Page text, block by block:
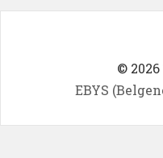
© 2026
EBYS